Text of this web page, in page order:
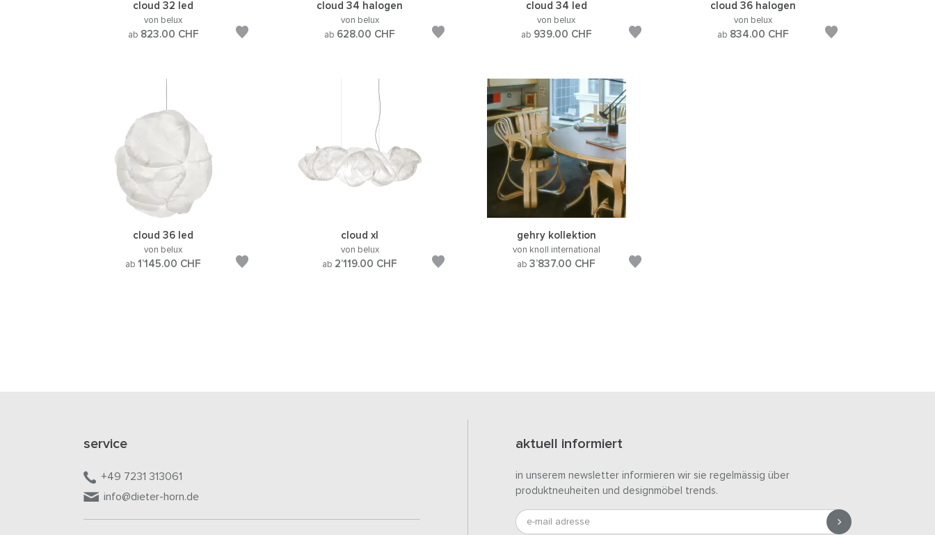
cloud 32 led
von belux
ab 823.00 CHF
cloud 34 halogen
von belux
ab 628.00 CHF
cloud 34 led
von belux
ab 939.00 CHF
cloud 36 halogen
von belux
ab 834.00 CHF
cloud 36 led
von belux
ab1’145.00 CHF
cloud xl
von belux
ab 2’119.00 CHF
gehry kollektion
von knoll international
ab3’837.00 CHF
service
+49 7231 313061
info@dieter-horn.de
aktuell informiert
in unserem newsletter informieren wir sie regelmässig über
produktneuheiten und designmöbel trends.
e-mail adresse